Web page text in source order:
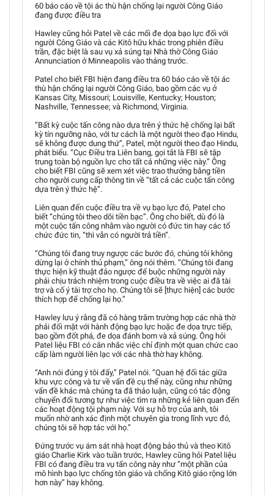
60 báo cáo về tội ác thù hận chống lại người Công Giáo
đang được điều tra
Hawley cũng hỏi Patel về các mối đe dọa bạo lực đối với
người Công Giáo và các Kitô hữu khác trong phiên điều
trần, đặc biệt là sau vụ xả súng tại Nhà thờ Công Giáo
Annunciation ở Minneapolis vào tháng trước.
Patel cho biết FBI hiện đang điều tra 60 báo cáo về tội ác
thù hận chống lại người Công Giáo, bao gồm các vụ ở
Kansas City, Missouri; Louisville, Kentucky; Houston;
Nashville, Tennessee; và Richmond, Virginia.
“Bất kỳ cuộc tấn công nào dựa trên ý thức hệ chống lại bất
kỳ tín ngưỡng nào, với tư cách là một người theo đạo Hindu,
sẽ không được dung thứ”, Patel, một người theo đạo Hindu,
phát biểu. “Cục Điều tra Liên bang, gọi tắt là FBI sẽ tập
trung toàn bộ nguồn lực cho tất cả những việc này.” Ông
cho biết FBI cũng sẽ xem xét việc trao thưởng bằng tiền
cho người cung cấp thông tin về “tất cả các cuộc tấn công
dựa trên ý thức hệ”.
Liên quan đến cuộc điều tra về vụ bạo lực đó, Patel cho
biết “chúng tôi theo dõi tiền bạc”. Ông cho biết, dù đó là
một cuộc tấn công nhằm vào người có đức tin hay các tổ
chức đức tin, “thì vẫn có người trả tiền”.
“Chúng tôi đang truy ngược các bước đó, chúng tôi không
dừng lại ở chính thủ phạm,” ông nói thêm. “Chúng tôi đang
thực hiện kỹ thuật đảo ngược để buộc những người này
phải chịu trách nhiệm trong cuộc điều tra về việc ai đã tài
trợ và cố ý tài trợ cho họ. Chúng tôi sẽ [thực hiện] các bước
thích hợp để chống lại họ.”
Hawley lưu ý rằng đã có hàng trăm trường hợp các nhà thờ
phải đối mặt với hành động bạo lực hoặc đe dọa trực tiếp,
bao gồm đốt phá, đe dọa đánh bom và xả súng. Ông hỏi
Patel liệu FBI có cân nhắc việc chỉ định một quan chức cao
cấp làm người liên lạc với các nhà thờ hay không.
“Anh nói đúng ý tôi đấy,” Patel nói. “Quan hệ đối tác giữa
khu vực công và tư về vấn đề cụ thể này, cũng như những
vấn đề khác mà chúng ta đã thảo luận, cũng có tác động
chuyển đổi tương tự như việc tìm ra những kẻ liên quan đến
các hoạt động tội phạm này. Với sự hỗ trợ của anh, tôi
muốn nhờ anh xác định một chuyên gia trong lĩnh vực đó,
chúng tôi sẽ hợp tác với họ.”
Đứng trước vụ ám sát nhà hoạt động bảo thủ và theo Kitô
giáo Charlie Kirk vào tuần trước, Hawley cũng hỏi Patel liệu
FBI có đang điều tra vụ tấn công này như “một phần của
mô hình bạo lực chống tôn giáo và chống Kitô giáo rộng lớn
hơn này” hay không.